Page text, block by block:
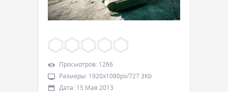
Просмотров: 1266
Размеры: 1920x1080px/727.3Kb
Дата: 15 Мая 2013